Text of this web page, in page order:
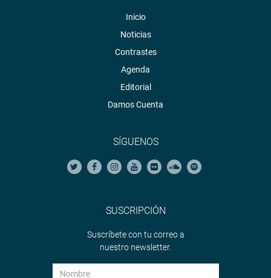
Inicio
Noticias
Contrastes
Agenda
Editorial
Damos Cuenta
SÍGUENOS
SUSCRIPCIÓN
Suscríbete con tu correo a
nuestro newsletter.